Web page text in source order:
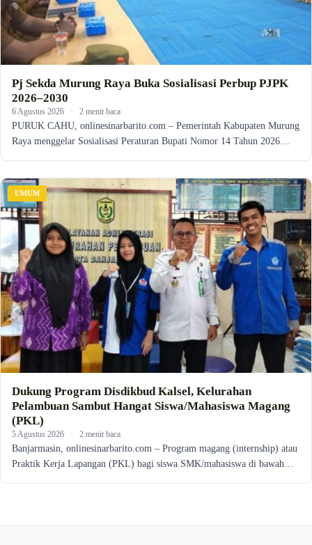
Pj Sekda Murung Raya Buka Sosialisasi Perbup PJPK
2026–2030
6 Agustus 2026 · 2 menit baca
PURUK CAHU, onlinesinarbarito.com – Pemerintah Kabupaten Murung
Raya menggelar Sosialisasi Peraturan Bupati Nomor 14 Tahun 2026…
UMUM
Dukung Program Disdikbud Kalsel, Kelurahan
Pelambuan Sambut Hangat Siswa/Mahasiswa Magang
(PKL)
5 Agustus 2026 · 2 menit baca
Banjarmasin, onlinesinarbarito.com – Program magang (internship) atau
Praktik Kerja Lapangan (PKL) bagi siswa SMK/mahasiswa di bawah…